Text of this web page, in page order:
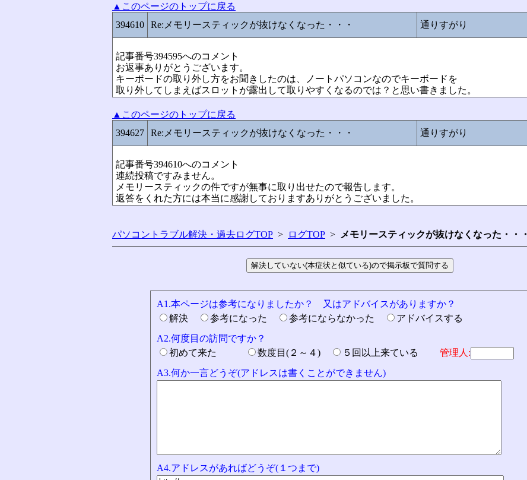
▲このページのトップに戻る
394610
Re:メモリースティックが抜けなくなった・・・ 通りすがり
記事番号394595へのコメント
お返事ありがとうございます。
キーボードの取り外し方をお聞きしたのは、ノートパソコンなのでキーボードを
取り外してしまえばスロットが露出して取りやすくなるのでは？と思い書きました。
▲このページのトップに戻る
394627
Re:メモリースティックが抜けなくなった・・・ 通りすがり
記事番号394610へのコメント
連続投稿ですみません。
メモリースティックの件ですが無事に取り出せたので報告します。
返答をくれた方には本当に感謝しておりますありがとうございました。
パソコントラブル解決・過去ログTOP > ログTOP > メモリースティックが抜けなくなった・・・
A1.本ページは参考になりましたか？ 又はアドバイスがありますか？
解決
参考になった 参考にならなかった
アドバイスする
A2.何度目の訪問ですか？
初めて来た
数度目(２～４) ５回以上来ている 管理人:
A3.何か一言どうぞ(アドレスは書くことができません)
A4.アドレスがあればどうぞ(１つまで)